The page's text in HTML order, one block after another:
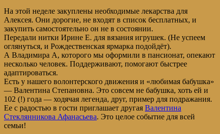
На этой неделе закуплены необходимые лекарства для
Алексея. Они дорогие, не входят в список бесплатных, и
закупить самостоятельно он не в состоянии.
Передали нитки Ирине Е. для вязания игрушек. (Не успеем
оглянуться, и Рождественская ярмарка подойдёт).
А Владимира А, которого мы оформили в пансионат, опекают
несколько человек. Поддерживают, помогают быстрее
адаптироваться.
Есть у нашего волонтерского движения и «любимая бабушка»
— Валентина Степановна. Это совсем не бабушка, хоть ей и
102 (!) года — ходячая легенда, друг, пример для подражания.
Ее с радостью в гости приглашает другая Валентина
Стеклянникова Афанасьева. Это целое событие для всей
семьи!